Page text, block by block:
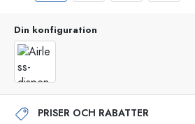
Din konfiguration
PRISER OCH RABATTER